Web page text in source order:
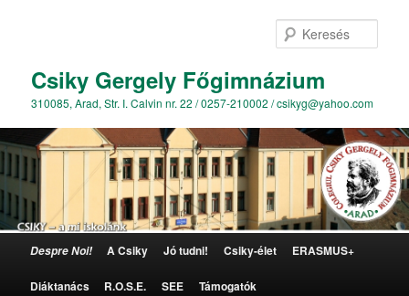
Csiky Gergely Főgimnázium
310085, Arad, Str. I. Calvin nr. 22 / 0257-210002 / csikyg@yahoo.com
Tovább az elsődleges tartalomra
Despre Noi! A Csiky Jó tudni! Csiky-élet ERASMUS+
Diáktanács R.O.S.E. SEE Támogatók